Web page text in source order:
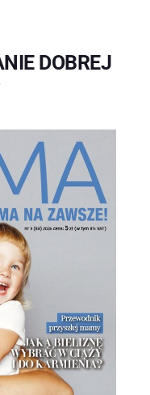
DOBREJ